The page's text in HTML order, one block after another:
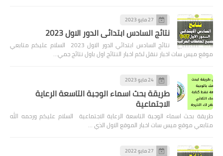
27 مايو 2023
نتائج السادس ابتدائي الدور الاول 2023
نتائج السادس ابتدائي الدور الاول 2023 السلام عليكم متابعي
موقع ميس سات اخبار ننقل لكم اخبار النتائج اول باول نتائج جمي…
24 مايو 2023
طريقة بحث اسماء الوجبة التاسعة الرعاية
الاجتماعية
طريقة بحث اسماء الوجبة التاسعة الرعاية الاجتماعية السلام عليكم ورحمه الله
متابعي موقع ميس سات اخبار الموقع الاول الذي …
27 مايو 2022